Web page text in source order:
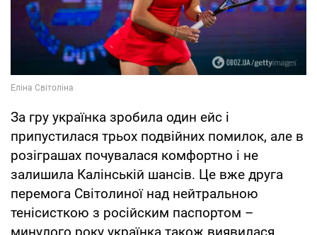
За гру українка зробила один ейс і
припустилася трьох подвійних помилок, але в
розіграшах почувалася комфортно і не
залишила Калінській шансів. Це вже друга
перемога Світолиної над нейтральною
тенісисткою з російским паспортом –
минулого року українка також виявилася